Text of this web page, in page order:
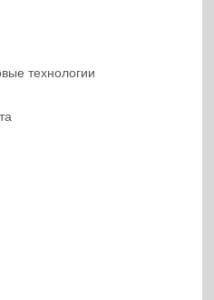
технологии